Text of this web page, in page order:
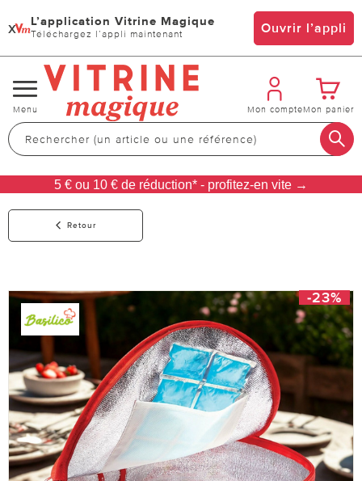
x L’application Vitrine Magique
Téléchargez l’appli maintenant Ouvrir l’appli
Changer
de
navigation
Menu Mon compteMon panier
5 € ou 10 € de réduction* - profitez-en vite →
Retour
-23%